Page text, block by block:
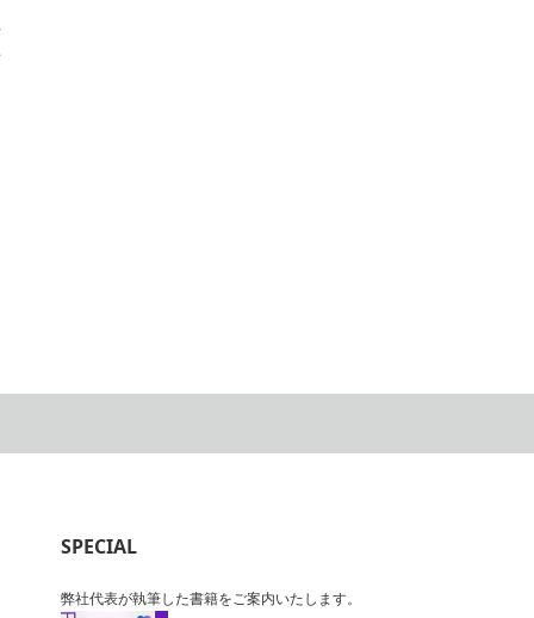
SPECIAL
弊社代表が執筆した書籍をご案内いたします。